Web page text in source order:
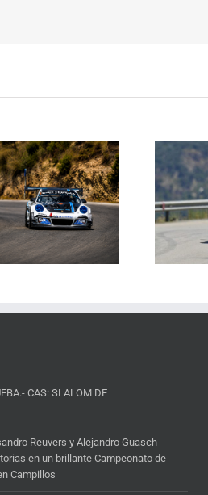
La Subida al Cerro de los
Cañones levanta hoy el telón con
un cartel de lujo
CAS: SLALOM DE
Reuvers y Alejandro Guasch
en un brillante Campeonato de
Campillos